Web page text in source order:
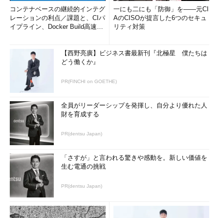
コンテナベースの継続的インテグ
レーションの利点／課題と、CIパ
イプライン、Docker Build高速化
一にも二にも「防御」を――元CI
AのCISOが提言した6つのセキュ
リティ対策
【西野亮廣】ビジネス書最新刊『北極星 僕たちは
どう働くか』
PR(FINCHI on GOETHE)
全員がリーダーシップを発揮し、自分より優れた人
財を育成する
PR(dentsu Japan)
「さすが」と言われる驚きや感動を。新しい価値を
生む電通の挑戦
PR(dentsu Japan)